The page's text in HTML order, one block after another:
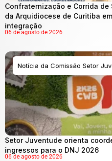
Confraternização e Corrida
da Arquidiocese de Curitiba
integração
06 de agosto de 2026
Notícia da Comissão Setor
Setor Juventude orienta
ingressos para o DNJ 2026
06 de agosto de 2026